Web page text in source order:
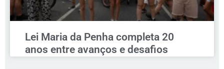
Lei Maria da Penha completa 20
anos entre avanços e desafios